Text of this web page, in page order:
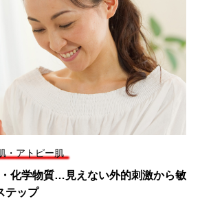
・アトピー肌
化学物質…見えない外的刺激から敏
テップ